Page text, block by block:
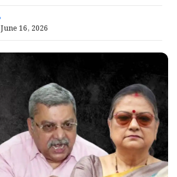
June 16, 2026